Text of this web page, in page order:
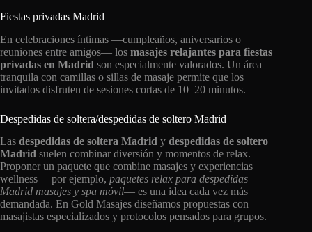
Fiestas privadas Madrid
En celebraciones íntimas —cumpleaños, aniversarios o
reuniones entre amigos— los masajes relajantes para fiestas
privadas en Madrid son especialmente valorados. Un área
tranquila con camillas o sillas de masaje permite que los
invitados disfruten de sesiones cortas de 10–20 minutos.
Despedidas de soltera/despedidas de soltero Madrid
Las despedidas de soltera Madrid y despedidas de soltero
Madrid suelen combinar diversión y momentos de relax.
Proponer un paquete que combine masajes y experiencias
wellness —por ejemplo, paquetes relax para despedidas
Madrid masajes y spa móvil— es una idea cada vez más
demandada. En Gold Masajes diseñamos propuestas con
masajistas especializados y protocolos pensados para grupos.